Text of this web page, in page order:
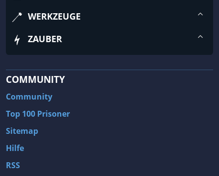
WERKZEUGE
ZAUBER
COMMUNITY
Community
Top 100 Prisoner
Sitemap
Hilfe
RSS